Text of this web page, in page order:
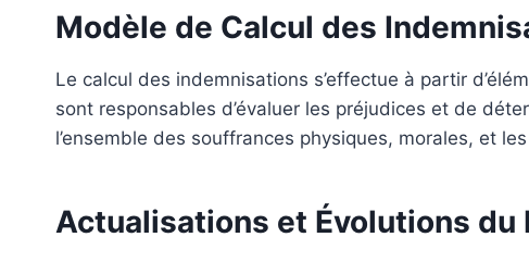
Modèle de Calcul des
Le calcul des indemnisations s’effectue à partir
sont responsables d’évaluer les préjudices et de
l’ensemble des souffrances physiques, morales, et
Actualisations et Évolutions du